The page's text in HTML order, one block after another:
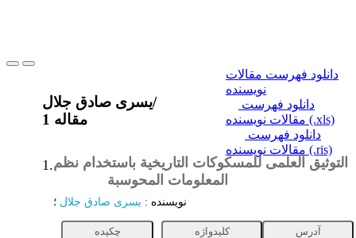
یسری صادق جلال/
1 مقاله
دانلود فهرست مقالات
نویسنده
مقالات نویسنده (.xls)
مقالات نویسنده (.ris)
1.التوثیق العلمی للمسکوکات التاریخیة باستخدام نظم
المعلومات المحوسبة
نویسنده : یسری صادق جلال ؛
چکیده کلیدواژه آدرس